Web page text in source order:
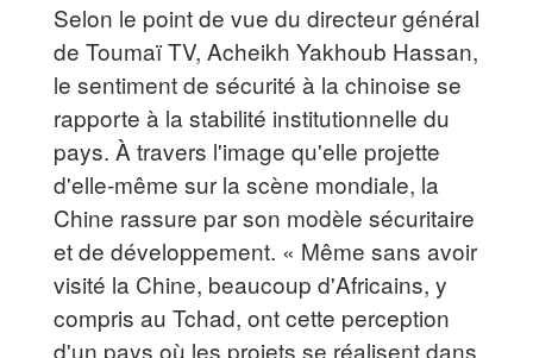
Selon le point de vue du directeur général
de Toumaï TV, Acheikh Yakhoub Hassan,
le sentiment de sécurité à la chinoise se
rapporte à la stabilité institutionnelle du
pays. À travers l'image qu'elle projette
d'elle-même sur la scène mondiale, la
Chine rassure par son modèle sécuritaire
et de développement. « Même sans avoir
visité la Chine, beaucoup d'Africains, y
compris au Tchad, ont cette perception
d'un pays où les projets se réalisent dans